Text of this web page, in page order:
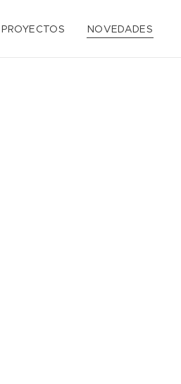
PROYECTOS NOVEDADES